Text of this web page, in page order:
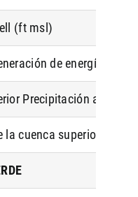
(ft msl)
de energía (ft
Precipitación anual
la cuenca superior (% de